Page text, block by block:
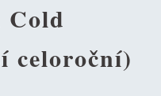
celoroční)